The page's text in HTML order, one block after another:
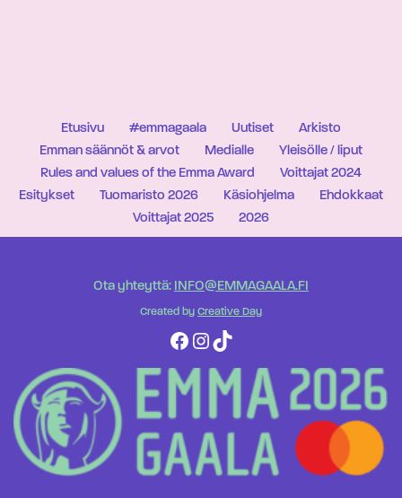
Etusivu #emmagaala Uutiset
Arkisto
Emman säännöt & arvot
Medialle
Yleisölle / liput
Rules and values of the Emma Award
Voittajat 2024
Esitykset
Tuomaristo 2026 Käsiohjelma
Ehdokkaat
Voittajat 2025
2026
Ota yhteyttä: INFO@EMMAGAALA.FI
Created by Creative Day